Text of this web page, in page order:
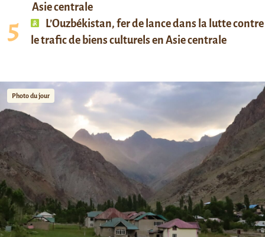
Asie centrale
L’Ouzbékistan, fer de lance dans la lutte contre
le trafic de biens culturels en Asie centrale
Photo du jour